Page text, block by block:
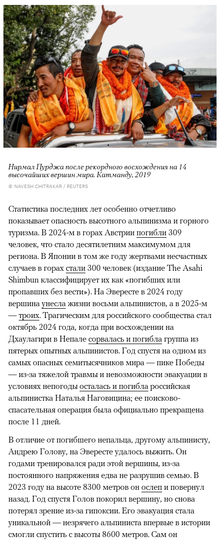
Нирмал Пурджа после рекордного восхождения на 14
высочайших вершин мира. Катманду, 2019
© NAVESH CHITRAKAR / REUTERS
Статистика последних лет особенно отчетливо
показывает опасность высотного альпинизма и горного
туризма. В 2024-м в горах Австрии погибли 309
человек, что стало десятилетним максимумом для
региона. В Японии в том же году жертвами несчастных
случаев в горах стали 300 человек (издание The Asahi
Shimbun классифицирует их как «погибших или
пропавших без вести»). На Эвересте в 2024 году
вершина унесла жизни восьми альпинистов, а в 2025-м
— троих. Трагическим для российского сообщества стал
октябрь 2024 года, когда при восхождении на
Дхаулагири в Непале сорвалась и погибла группа из
пятерых опытных альпинистов. Год спустя на одном из
самых опасных семитысячников мира — пике Победы
— из-за тяжелой травмы и невозможности эвакуации в
условиях непогоды осталась и погибла российская
альпинистка Наталья Наговицина; ее поисково-
спасательная операция была официально прекращена
после 11 дней.
В отличие от погибшего непальца, другому альпинисту,
Андрею Голову, на Эвересте удалось выжить. Он
годами тренировался ради этой вершины, из-за
постоянного напряжения едва не разрушив семью. В
2023 году на высоте 8300 метров он ослеп и повернул
назад. Год спустя Голов покорил вершину, но снова
потерял зрение из-за гипоксии. Его эвакуация стала
уникальной — незрячего альпиниста впервые в истории
смогли спустить с высоты 8600 метров. Сам он